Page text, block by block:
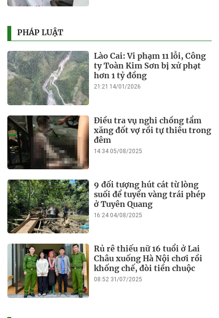
PHÁP LUẬT
Lào Cai: Vi phạm 11 lỗi, Công
ty Toàn Kim Sơn bị xử phạt
hơn 1 tỷ đồng
21:21 14/01/2026
Điều tra vụ nghi chồng tẩm
xăng đốt vợ rồi tự thiêu trong
đêm
14:34 05/08/2025
9 đối tượng hút cát từ lòng
suối để tuyển vàng trái phép
ở Tuyên Quang
16:24 04/08/2025
Rủ rê thiếu nữ 16 tuổi ở Lai
Châu xuống Hà Nội chơi rồi
khống chế, đòi tiền chuộc
08:52 31/07/2025